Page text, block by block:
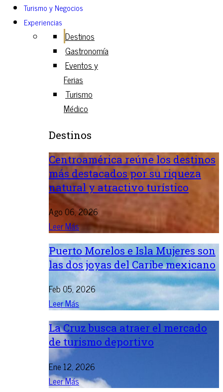
Turismo y Negocios
Experiencias
Destinos
Gastronomía
Eventos y
Ferias
Turismo
Médico
Destinos
Centroamérica reúne los destinos
más destacados por su riqueza
natural y atractivo turístico
Ago 06, 2026
Leer Más
Puerto Morelos e Isla Mujeres son
las dos joyas del Caribe mexicano
Feb 05, 2026
Leer Más
La Cruz busca atraer el mercado
de turismo deportivo
Ene 12, 2026
Leer Más